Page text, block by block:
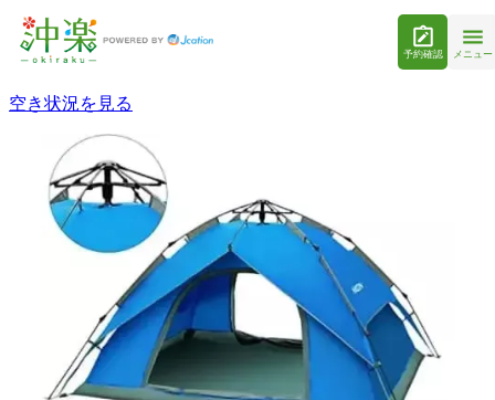
予約確認 メニュー
空き状況を見る